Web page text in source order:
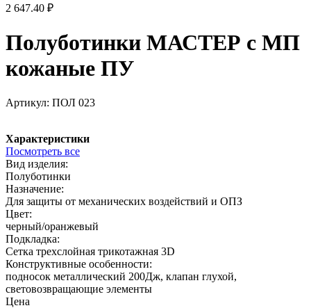
2 647.40 ₽
Полуботинки МАСТЕР с МП
кожаные ПУ
Артикул: ПОЛ 023
Характеристики
Посмотреть все
Вид изделия:
Полуботинки
Назначение:
Для защиты от механических воздействий и ОПЗ
Цвет:
черный/оранжевый
Подкладка:
Сетка трехслойная трикотажная 3D
Конструктивные особенности:
подносок металлический 200Дж, клапан глухой,
световозвращающие элементы
Цена